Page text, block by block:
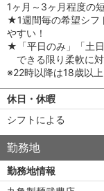
1ヶ月～3ヶ月程度の
★1週間毎の希望シフ
やすい！
★「平日のみ」「土日
できる限り柔軟に対
※22時以降は18歳以
休日・休暇
シフトによる
勤務地
勤務地情報